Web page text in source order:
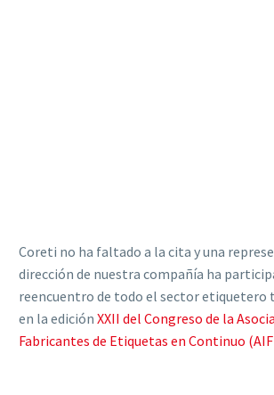
Coreti no ha faltado a la cita y una
dirección de nuestra compañía ha
reencuentro de todo el sector etiquetero
en la edición XXII del Congreso de la
Fabricantes de Etiquetas en Continuo